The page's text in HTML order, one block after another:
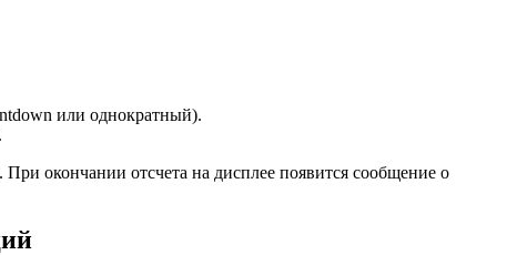
или однократный).
окончании отсчета на дисплее появится сообщение о